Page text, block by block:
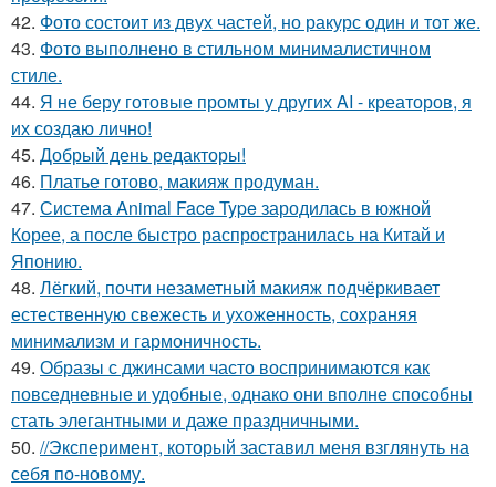
42. Фото состоит из двух частей, но ракурс один и тот же.
43. Фото выполнено в стильном минималистичном
стиле.
44. Я не беру готовые промты у других AI - креаторов, я
их создаю лично!
45. Добрый день редакторы!
46. Платье готово, макияж продуман.
47. Система Animal Face Type зародилась в южной
Корее, а после быстро распространилась на Китай и
Японию.
48. Лёгкий, почти незаметный макияж подчёркивает
естественную свежесть и ухоженность, сохраняя
минимализм и гармоничность.
49. Образы с джинсами часто воспринимаются как
повседневные и удобные, однако они вполне способны
стать элегантными и даже праздничными.
50. //Эксперимент, который заставил меня взглянуть на
себя по-новому.